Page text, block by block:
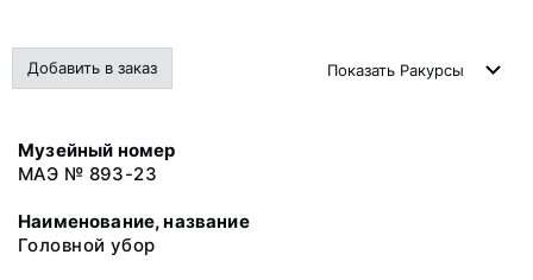
Добавить в заказ Показать Ракурсы
Музейный номер
МАЭ № 893-23
Наименование, название
Головной убор